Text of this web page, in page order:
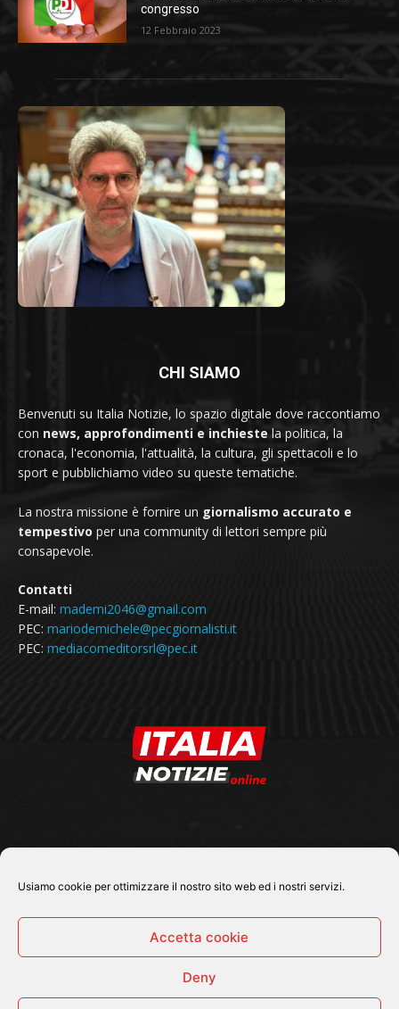
Usiamo cookie per ottimizzare il nostro sito web ed i nostri servizi.
Accetta cookie
Deny
congresso
12 Febbraio 2023
CHI SIAMO
Benvenuti su Italia Notizie, lo spazio digitale dove raccontiamo
con news, approfondimenti e inchieste la politica, la
cronaca, l'economia, l'attualità, la cultura, gli spettacoli e lo
sport e pubblichiamo video su queste tematiche.
La nostra missione è fornire un giornalismo accurato e
tempestivo per una community di lettori sempre più
consapevole.
Contatti
E-mail: mademi2046@gmail.com
PEC: mariodemichele@pecgiornalisti.it
PEC: mediacomeditorsrl@pec.it
SEGUICI SU
© 2026 Tutti i diritti riservati - Italia Notizie .online |